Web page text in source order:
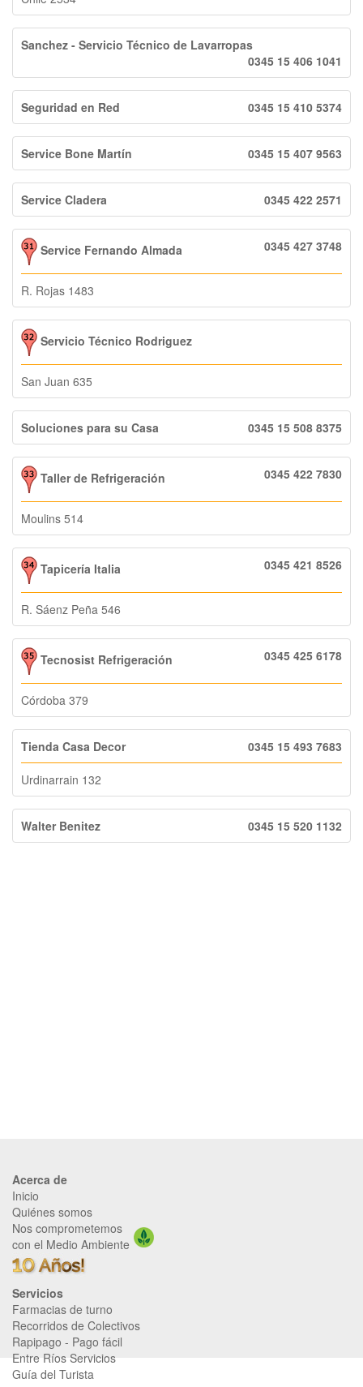
Sanchez - Servicio Técnico de Lavarropas
0345 15 406 1041
Seguridad en Red 0345 15 410 5374
Service Bone Martín 0345 15 407 9563
Service Cladera 0345 422 2571
Service Fernando Almada 0345 427 3748
R. Rojas 1483
Servicio Técnico Rodriguez
San Juan 635
Soluciones para su Casa 0345 15 508 8375
Taller de Refrigeración 0345 422 7830
Moulins 514
Tapicería Italia 0345 421 8526
R. Sáenz Peña 546
Tecnosist Refrigeración 0345 425 6178
Córdoba 379
Tienda Casa Decor 0345 15 493 7683
Urdinarrain 132
Walter Benitez 0345 15 520 1132
Acerca de
Inicio
Quiénes somos
Nos comprometemos
con el Medio Ambiente
Servicios
Farmacias de turno
Recorridos de Colectivos
Rapipago - Pago fácil
Entre Ríos Servicios
Guía del Turista